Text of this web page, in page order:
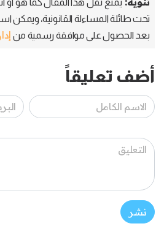
يمنع نقل هذا المقال كما هو أو
تحت طائلة المساءلة القانونية، ويمكن
بعد الحصول على موافقة رسمية من
أضف تعليقاً
نشر